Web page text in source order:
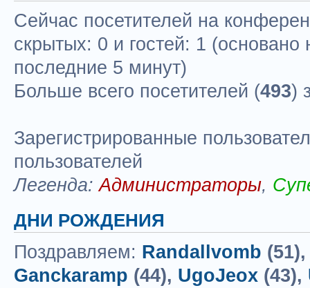
Сейчас посетителей на
скрытых: 0 и гостей: 1 (основано
последние 5 минут)
Больше всего посетителей (493)
Зарегистрированные
пользователей
Легенда:Администраторы,
ДНИ РОЖДЕНИЯ
Поздравляем: Randallvomb
Ganckaramp (44), UgoJeox (43),